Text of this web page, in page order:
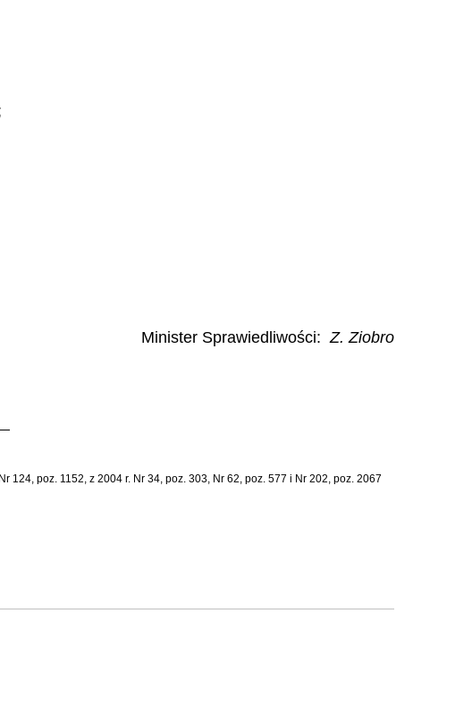
Minister Sprawiedliwości: Z. Ziobro
124, poz. 1152, z 2004 r. Nr 34, poz. 303, Nr 62, poz. 577 i Nr 202, poz. 2067